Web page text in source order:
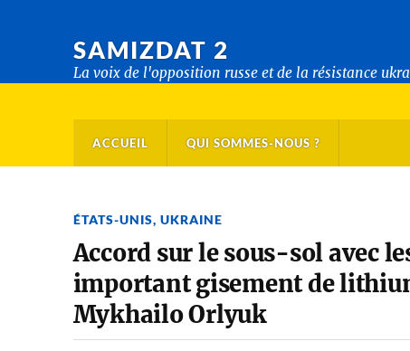
SAMIZDAT 2
La voix de l'opposition russe et de la résistance
ACCUEIL QUI SOMMES-NOUS ?
ÉTATS-UNIS, UKRAINE
Accord sur le sous-sol avec
important gisement de
Mykhailo Orlyuk